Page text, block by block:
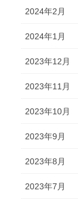
2024年2月
2024年1月
2023年12月
2023年11月
2023年10月
2023年9月
2023年8月
2023年7月